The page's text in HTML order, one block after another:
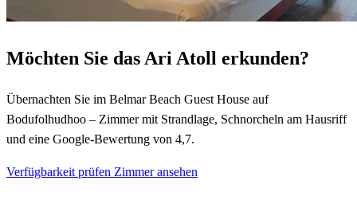
Möchten Sie das Ari Atoll erkunden?
Übernachten Sie im Belmar Beach Guest House auf
Bodufolhudhoo – Zimmer mit Strandlage, Schnorcheln am Hausriff
und eine Google-Bewertung von 4,7.
Verfügbarkeit prüfen Zimmer ansehen